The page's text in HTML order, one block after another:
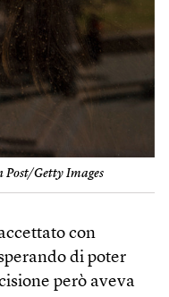
Getty Images
con
di poter
però aveva